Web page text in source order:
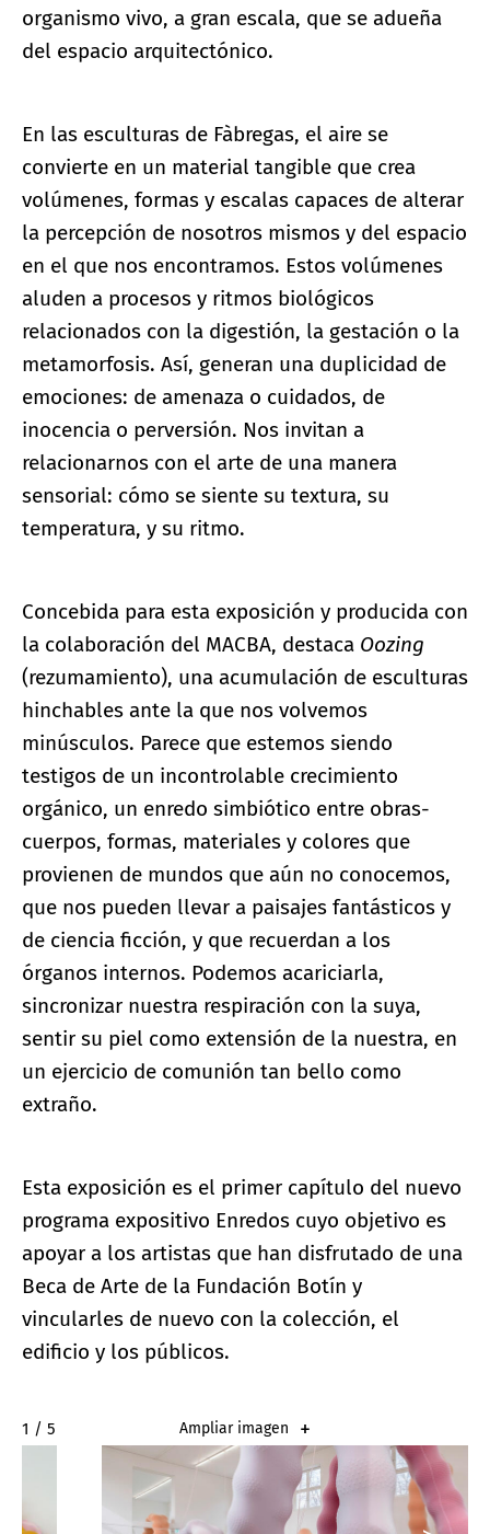
organismo vivo, a gran escala, que se adueña
del espacio arquitectónico.
En las esculturas de Fàbregas, el aire se
convierte en un material tangible que crea
volúmenes, formas y escalas capaces de alterar
la percepción de nosotros mismos y del espacio
en el que nos encontramos. Estos volúmenes
aluden a procesos y ritmos biológicos
relacionados con la digestión, la gestación o la
metamorfosis. Así, generan una duplicidad de
emociones: de amenaza o cuidados, de
inocencia o perversión. Nos invitan a
relacionarnos con el arte de una manera
sensorial: cómo se siente su textura, su
temperatura, y su ritmo.
Concebida para esta exposición y producida con
la colaboración del MACBA, destaca Oozing
(rezumamiento), una acumulación de esculturas
hinchables ante la que nos volvemos
minúsculos. Parece que estemos siendo
testigos de un incontrolable crecimiento
orgánico, un enredo simbiótico entre obras-
cuerpos, formas, materiales y colores que
provienen de mundos que aún no conocemos,
que nos pueden llevar a paisajes fantásticos y
de ciencia ficción, y que recuerdan a los
órganos internos. Podemos acariciarla,
sincronizar nuestra respiración con la suya,
sentir su piel como extensión de la nuestra, en
un ejercicio de comunión tan bello como
extraño.
Esta exposición es el primer capítulo del nuevo
programa expositivo Enredos cuyo objetivo es
apoyar a los artistas que han disfrutado de una
Beca de Arte de la Fundación Botín y
vincularles de nuevo con la colección, el
edificio y los públicos.
2 / 5 Ampliar imagen